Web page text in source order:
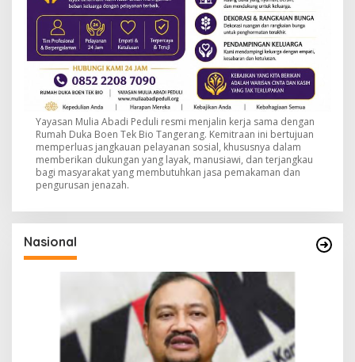
Yayasan Mulia Abadi Peduli resmi menjalin kerja sama dengan
Rumah Duka Boen Tek Bio Tangerang. Kemitraan ini bertujuan
memperluas jangkauan pelayanan sosial, khususnya dalam
memberikan dukungan yang layak, manusiawi, dan terjangkau
bagi masyarakat yang membutuhkan jasa pemakaman dan
pengurusan jenazah.
Nasional